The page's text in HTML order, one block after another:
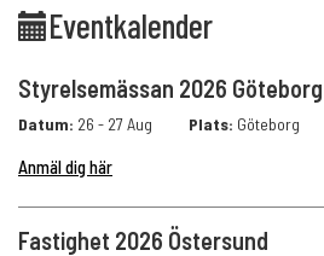
Eventkalender
Styrelsemässan 2026 Göteborg
Datum: 26 - 27 Aug Plats: Göteborg
Anmäl dig här
Fastighet 2026 Östersund